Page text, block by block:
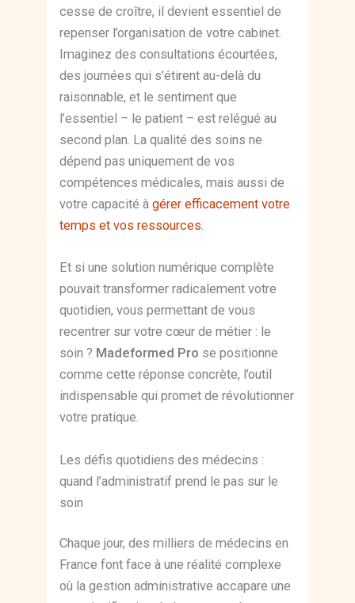
cesse de croître, il devient essentiel de
repenser l’organisation de votre cabinet.
Imaginez des consultations écourtées,
des journées qui s’étirent au-delà du
raisonnable, et le sentiment que
l’essentiel – le patient – est relégué au
second plan. La qualité des soins ne
dépend pas uniquement de vos
compétences médicales, mais aussi de
votre capacité àgérer efficacement votre
temps et vos ressources.
Et si une solution numérique complète
pouvait transformer radicalement votre
quotidien, vous permettant de vous
recentrer sur votre cœur de métier : le
soin ? Madeformed Pro se positionne
comme cette réponse concrète, l’outil
indispensable qui promet de révolutionner
votre pratique.
Les défis quotidiens des médecins :
quand l’administratif prend le pas sur le
soin
Chaque jour, des milliers de médecins en
France font face à une réalité complexe
où la gestion administrative accapare une